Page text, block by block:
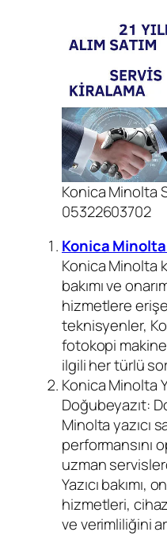
Konica Minolta
05322603702
Konica Minolta
Konica Minolta
bakımı ve
hizmetlere
teknisyenler,
fotokopi
ilgili her türlü
Konica Minolta
Doğubeyazıt:
Minolta yazıcı
performansını
uzman
Yazıcı bakımı,
hizmetleri,
ve verimliliğini